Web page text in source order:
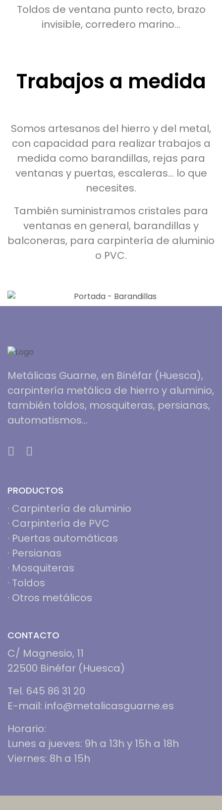
Toldos de ventana punto recto, brazo
invisible, corredero marino...
Trabajos a medida
Somos artesanos del hierro y del metal,
con capacidad para realizar trabajos a
medida como barandillas, rejas para
ventanas y puertas, escaleras… lo que
necesites.
También suministramos cristales para
ventanas en general, barandillas y
balconeras, para carpintería de aluminio
o PVC.
Metálicas Guarne, en Binéfar (Huesca),
carpintería metálica de hierro y aluminio,
también toldos, mosquiteras, persianas,
automatismos...
PRODUCTOS
· Carpintería de aluminio
· Carpintería de PVC
· Puertas automáticas
· Persianas
· Mosquiteras
· Toldos
· Otros metálicos
CONTACTO
C/ Magnesio, 11
22500 Binéfar (Huesca)
Tel. 645 86 31 20
E-mail: info@metalicasguarne.es
Horario:
Lunes a jueves: 9h a 13h y 15h a 18h
Viernes: 8h a 15h